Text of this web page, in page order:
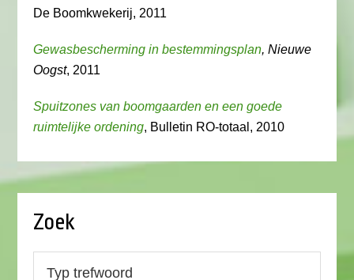
De Boomkwekerij, 2011
Gewasbescherming in bestemmingsplan, Nieuwe
Oogst, 2011
Spuitzones van boomgaarden en een goede
ruimtelijke ordening, Bulletin RO-totaal, 2010
Zoek